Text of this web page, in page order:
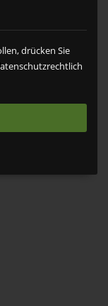
drücken Sie